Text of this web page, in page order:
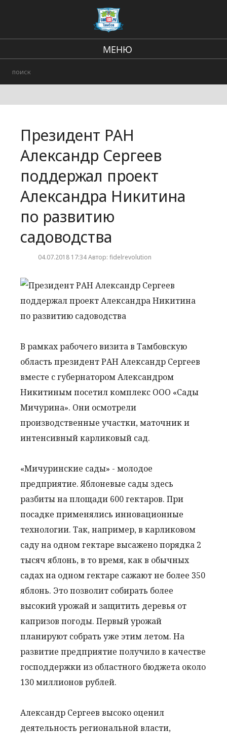
МЕНЮ
Городские события
Президент РАН
Александр Сергеев
поддержал проект
Александра Никитина
по развитию
садоводства
04.07.2018 17:34 Автор: fidelrevolution
В рамках рабочего визита в Тамбовскую
область президент РАН Александр Сергеев
вместе с губернатором Александром
Никитиным посетил комплекс ООО «Сады
Мичурина». Они осмотрели
производственные участки, маточник и
интенсивный карликовый сад.
«Мичуринские сады» - молодое
предприятие. Яблоневые сады здесь
разбиты на площади 600 гектаров. При
посадке применялись инновационные
технологии. Так, например, в карликовом
саду на одном гектаре высажено порядка 2
тысяч яблонь, в то время, как в обычных
садах на одном гектаре сажают не более 350
яблонь. Это позволит собирать более
высокий урожай и защитить деревья от
капризов погоды. Первый урожай
планируют собрать уже этим летом. На
развитие предприятие получило в качестве
господдержки из областного бюджета около
130 миллионов рублей.
Александр Сергеев высоко оценил
деятельность региональной власти,